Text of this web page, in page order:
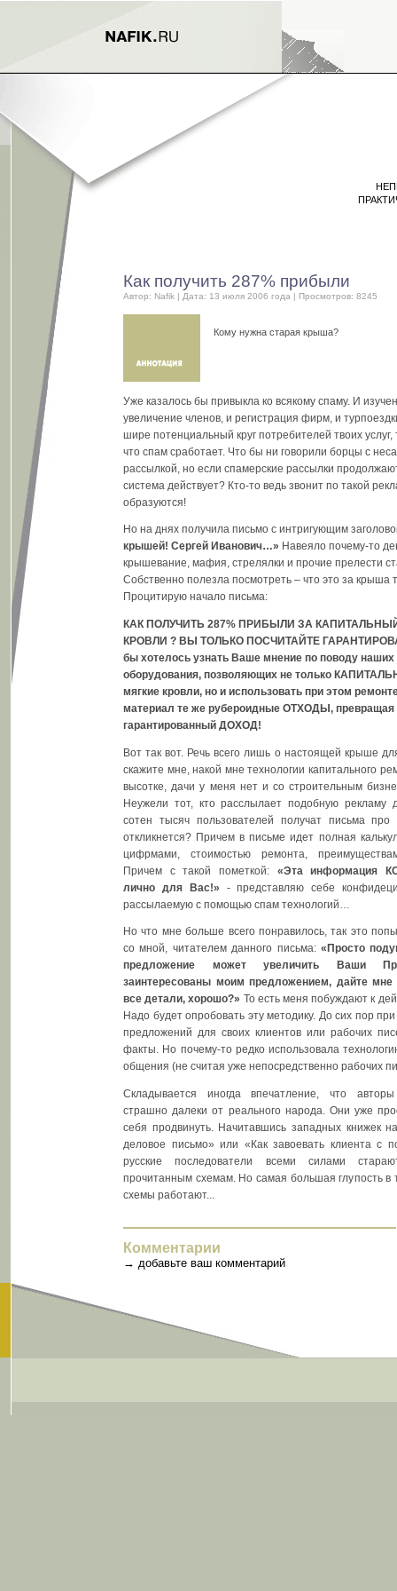
Как получить 287% прибыли
Автор: Nafik | Дата: 13 июля 2006 года | Просмотров: 8245
Кому нужна старая крыша?
Уже казалось бы привыкла ко всякому спаму. И
увеличение членов, и регистрация фирм, и
шире потенциальный круг потребителей твоих
что спам сработает. Что бы ни говорили борцы с
рассылкой, но если спамерские рассылки
система действует? Кто-то ведь звонит по такой
образуются!
Но на днях получила письмо с интригующим
крышей! Сергей Иванович…» Навеяло почему-то
крышевание, мафия, стрелялки и прочие прелести
Собственно полезла посмотреть – что это за крыша
Процитирую начало письма:
КАК ПОЛУЧИТЬ 287% ПРИБЫЛИ ЗА
КРОВЛИ ? ВЫ ТОЛЬКО ПОСЧИТАЙТЕ
бы хотелось узнать Ваше мнение по поводу наших
оборудования, позволяющих не только
мягкие кровли, но и использовать при этом
материал те же рубероидные ОТХОДЫ, превращая
гарантированный ДОХОД!
Вот так вот. Речь всего лишь о настоящей крыше
скажите мне, накой мне технологии капитального
высотке, дачи у меня нет и со строительным
Неужели тот, кто расслылает подобную рекламу
сотен тысяч пользователей получат письма
откликнется? Причем в письме идет полная
цифрмами, стоимостью ремонта,
Причем с такой пометкой: «Эта информация
лично для Вас!» - представляю себе
рассылаемую с помощью спам технологий…
Но что мне больше всего понравилось, так это
со мной, читателем данного письма: «Просто
предложение может увеличить Ваши
заинтересованы моим предложением, дайте
все детали, хорошо?» То есть меня побуждают к
Надо будет опробовать эту методику. До сих пор
предложений для своих клиентов или рабочих
факты. Но почему-то редко использовала
общения (не считая уже непосредственно рабочих
Складывается иногда впечатление, что
страшно далеки от реального народа. Они уже
себя продвинуть. Начитавшись западных книжек
деловое письмо» или «Как завоевать клиента с
русские последователи всеми силами
прочитанным схемам. Но самая большая глупость в
схемы работают...
Комментарии
→ добавьте ваш комментарий